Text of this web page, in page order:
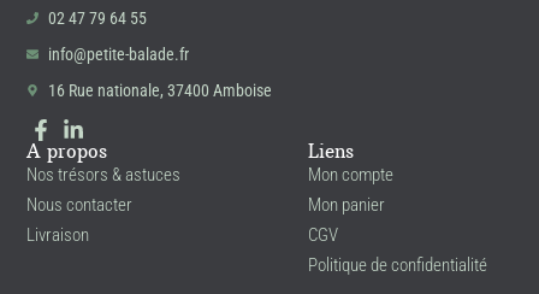
02 47 79 64 55
info@petite-balade.fr
16 Rue nationale, 37400 Amboise
A propos
Nos trésors & astuces
Nous contacter
Livraison
Liens
Mon compte
Mon panier
CGV
Politique de confidentialité